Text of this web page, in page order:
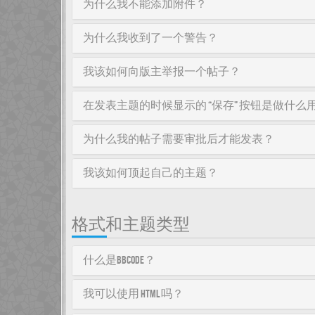
为什么我不能添加附件？
为什么我收到了一个警告？
我该如何向版主举报一个帖子？
在发表主题的时候显示的 “保存” 按钮是做什么
为什么我的帖子需要审批后才能发表？
我该如何顶起自己的主题？
格式和主题类型
什么是BBCode？
我可以使用 HTML 吗？